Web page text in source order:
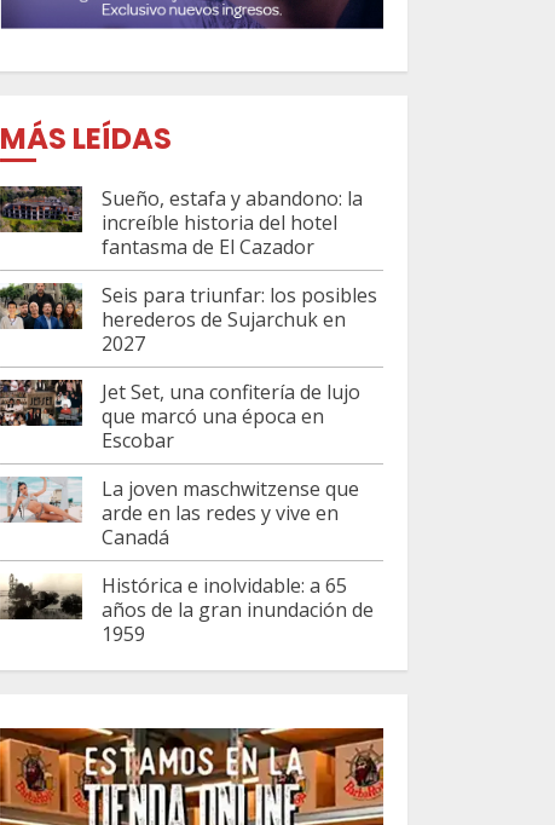
MÁS LEÍDAS
Sueño, estafa y abandono: la
increíble historia del hotel
fantasma de El Cazador
Seis para triunfar: los posibles
herederos de Sujarchuk en
2027
Jet Set, una confitería de lujo
que marcó una época en
Escobar
La joven maschwitzense que
arde en las redes y vive en
Canadá
Histórica e inolvidable: a 65
años de la gran inundación de
1959